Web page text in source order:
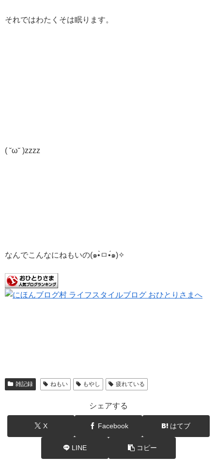
それではわたくそは眠ります。
( ˘ω˘ )zzzz
なんでこんなにねもいの(๑•̀ㅁ•́๑)✧
雑記録 ねもい もやし 疲れている
シェアする
X Facebook はてブ
LINE コピー